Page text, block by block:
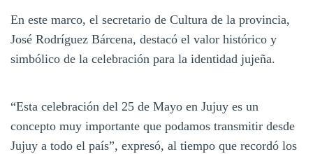
En este marco, el secretario de Cultura de la provincia,
José Rodríguez Bárcena, destacó el valor histórico y
simbólico de la celebración para la identidad jujeña.
“Esta celebración del 25 de Mayo en Jujuy es un
concepto muy importante que podamos transmitir desde
Jujuy a todo el país”, expresó, al tiempo que recordó los